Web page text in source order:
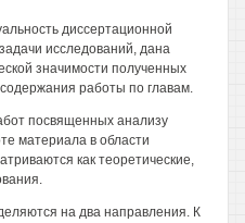
диссертационной
исследований, дана
значимости полученных
работы по главам.
посвященных анализу
материала в области
как теоретические,
на два направления. К